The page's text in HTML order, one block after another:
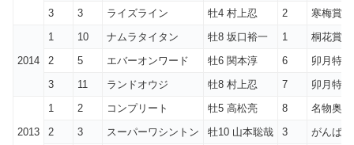
3
3 ライズライン 牡4 村上忍 2 寒梅賞(
2014
1 10 ナムラタイタン 牡8 坂口裕一 1
桐花賞2
2
5 エバーオンワード 牡6 関本淳 6
卯月特
3
11 ランドオウジ 牡8 村上忍 7 卯月特
2013
1 2 コンプリート 牡5 高松亮 8
名物奥
2
3 スーパーワシントン 牡10 山本聡哉 3
がんば